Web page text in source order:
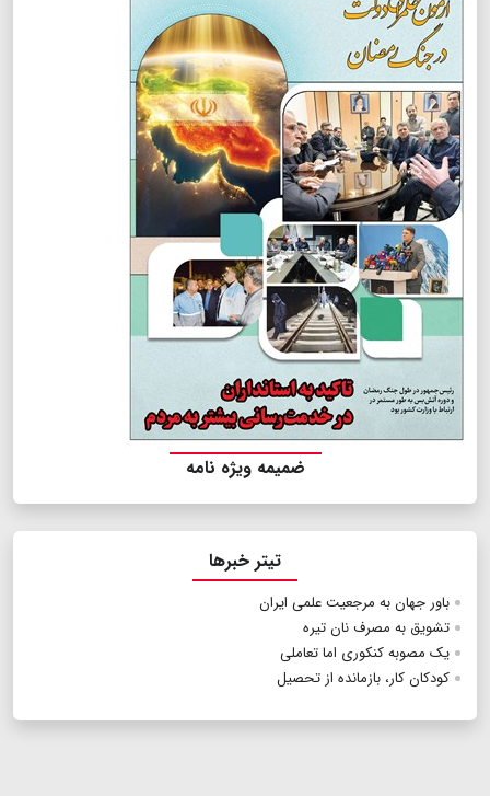
ضمیمه ویژه نامه
تیتر خبرها
باور جهان به مرجعیت علمی ایران
تشویق به مصرف نان تیره
یک مصوبه کنکوری اما تعاملی
کودکان کار، بازمانده از تحصیل